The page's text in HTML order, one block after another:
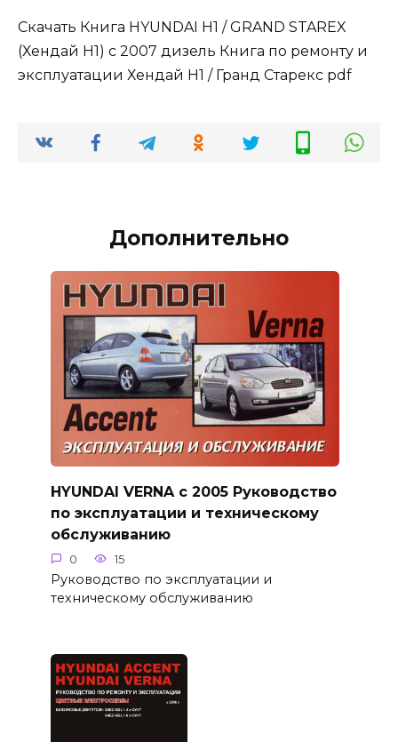
Скачать Книга HYUNDAI H1 / GRAND STAREX
(Хендай Н1) с 2007 дизель Книга по ремонту и
эксплуатации Хендай Н1 / Гранд Старекс pdf
Дополнительно
HYUNDAI VERNA с 2005 Руководство
по эксплуатации и техническому
обслуживанию
0 15
Руководство по эксплуатации и
техническому обслуживанию